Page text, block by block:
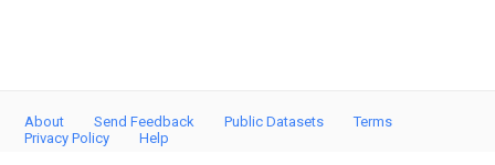
About Send Feedback Public Datasets
Terms
Privacy Policy
Help